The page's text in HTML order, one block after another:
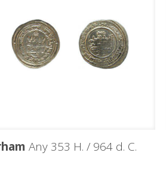
Any 353 H. / 964 d. C.